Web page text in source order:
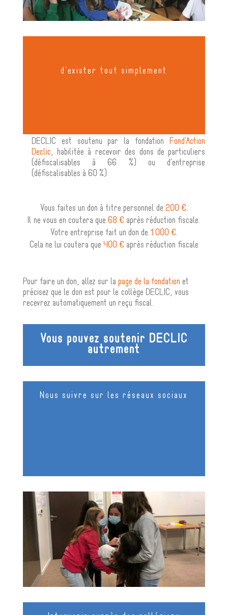
d'exister tout simplement
DECLIC est soutenu par la fondationFond'Action
Declic, habilitée à recevoir des dons de particuliers
(défiscalisables à 66 %) ou d'entreprise
(défiscalisables à 60 %)
Vous faites un don à titre personnel de 200 €.
Il ne vous en coutera que 68 € après réduction fiscale.
Votre entreprise fait un don de 1 000 €.
Cela ne lui coutera que 400 €après réduction fiscale
Pour faire un don, allez sur la page de la fondation et
précisez que le don est pour le collège DECLIC, vous
recevrez automatiquement un reçu fiscal.
Vous pouvez soutenir DECLIC
autrement
Nous suivre sur les réseaux sociaux